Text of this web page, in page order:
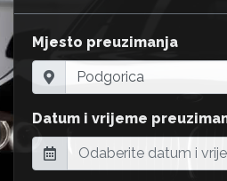
Mjesto preuzimanja
Datum i vrijeme